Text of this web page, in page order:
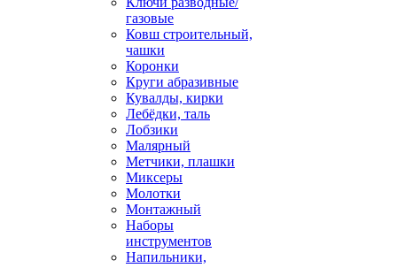
газовые
Ковш строительный,
чашки
Коронки
Круги абразивные
Кувалды, кирки
Лебёдки, таль
Лобзики
Малярный
Метчики, плашки
Миксеры
Молотки
Монтажный
Наборы
инструментов
Напильники,